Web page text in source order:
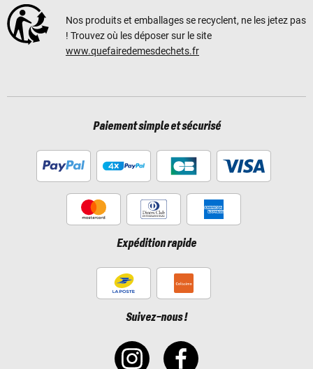
Nos produits et emballages se recyclent, ne les jetez pas
! Trouvez où les déposer sur le site
www.quefairedemesdechets.fr
Paiement simple et sécurisé
Expédition rapide
Suivez-nous !